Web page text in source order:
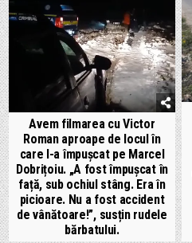
Avem filmarea cu Victor
Roman aproape de locul în
care l-a împușcat pe Marcel
Dobrițoiu. „A fost împușcat în
față, sub ochiul stâng. Era în
picioare. Nu a fost accident
de vânătoare!”, susțin rudele
bărbatului.